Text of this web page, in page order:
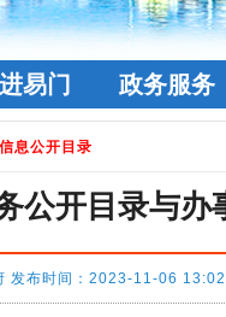
易门 政务服务
息公开目录
公开目录与办
府 发布时间：2023-11-